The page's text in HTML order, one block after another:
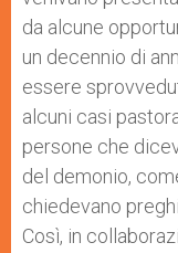
da alcune
un decennio di
essere
alcuni casi
persone che
del demonio,
chiedevano
Così, in